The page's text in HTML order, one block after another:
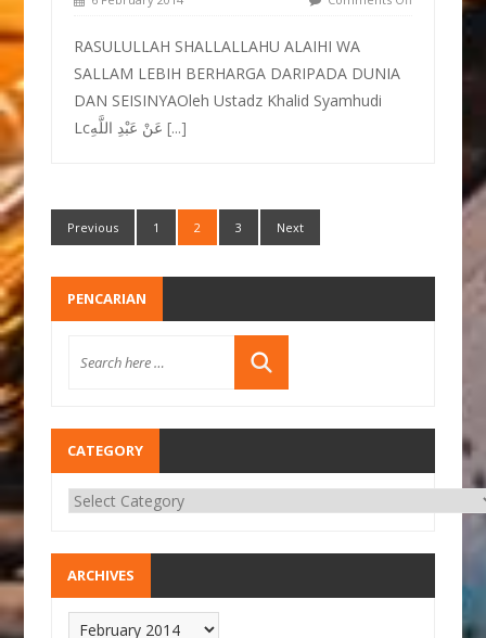
RASULULLAH SHALLALLAHU ALAIHI WA
SALLAM LEBIH BERHARGA DARIPADA DUNIA
DAN SEISINYAOleh Ustadz Khalid Syamhudi
Lcعَنْ عَبْدِ اللَّهِ[...]
Previous 1 2 3 Next
PENCARIAN
CATEGORY
ARCHIVES